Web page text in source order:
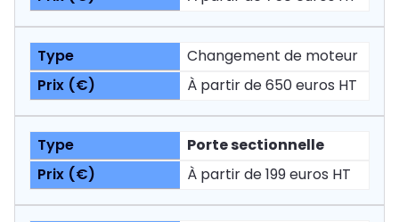
Changement de moteur
À partir de 650 euros HT
Porte sectionnelle
À partir de 199 euros HT